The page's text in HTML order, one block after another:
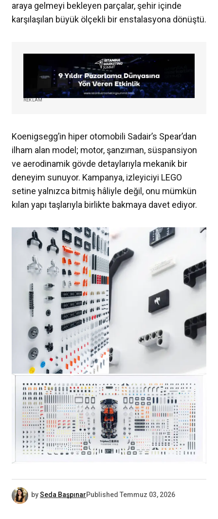
araya gelmeyi bekleyen parçalar, şehir içinde
karşılaşılan büyük ölçekli bir enstalasyona dönüştü.
REKLAM
Koenigsegg’in hiper otomobili Sadair’s Spear’dan
ilham alan model; motor, şanzıman, süspansiyon
ve aerodinamik gövde detaylarıyla mekanik bir
deneyim sunuyor. Kampanya, izleyiciyi LEGO
setine yalnızca bitmiş hâliyle değil, onu mümkün
kılan yapı taşlarıyla birlikte bakmaya davet ediyor.
bySeda BaşpınarPublished Temmuz 03, 2026